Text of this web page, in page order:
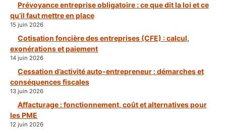
Prévoyance entreprise obligatoire : ce que dit la loi et ce
qu’il faut mettre en place
15 juin 2026
Cotisation foncière des entreprises (CFE) : calcul,
exonérations et paiement
14 juin 2026
Cessation d’activité auto-entrepreneur : démarches et
conséquences fiscales
13 juin 2026
Affacturage : fonctionnement, coût et alternatives pour
les PME
12 juin 2026